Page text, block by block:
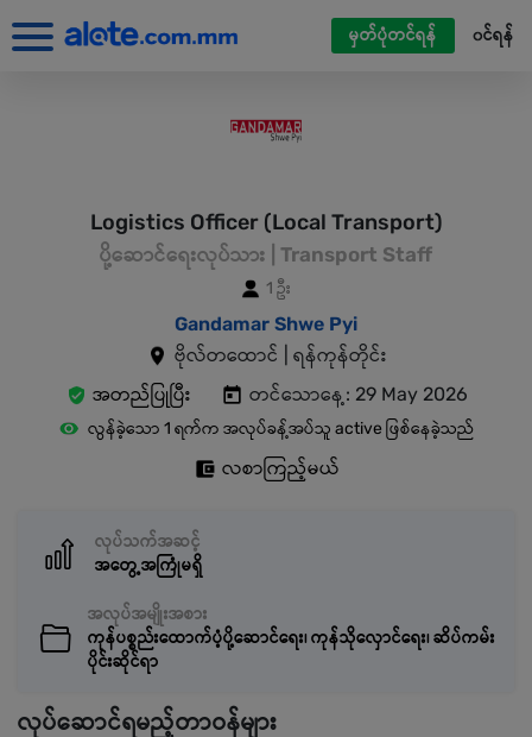
မှတ်ပုံတင်ရန် ၀င်ရန်
Logistics Officer (Local Transport)
ပို့ဆောင်ရေးလုပ်သား | Transport Staff
1 ဦး
Gandamar Shwe Pyi
ဗိုလ်တထောင် | ရန်ကုန်တိုင်း
အတည်ပြုပြီး
တင်သောနေ့: 29 May 2026
လွန်ခဲ့သော 1 ရက်က အလုပ်ခန့်အပ်သူ active ဖြစ်နေခဲ့သည်
လစာကြည့်မယ်
လုပ်သက်အဆင့်
အတွေ့အကြုံမရှိ
အလုပ်အမျိုးအစား
ကုန်ပစ္စည်းထောက်ပံ့ပို့ဆောင်ရေး၊ ကုန်သိုလှောင်ရေး၊ ဆိပ်ကမ်း
ပိုင်းဆိုင်ရာ
လုပ်ဆောင်ရမည့်တာဝန်များ